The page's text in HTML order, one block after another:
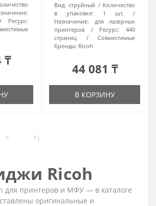
Ресурс:
₸
Вид: струйный
Количество
в упаковке:
1 шт.
Назначение:
для лазерных
принтеров
Ресурс:
440
страниц
Совместимые
бренды: Ricoh
44 081 ₸
В КОРЗИНУ
> >|
Ricoh
для принтеров и МФУ — в каталоге
оригинальные и